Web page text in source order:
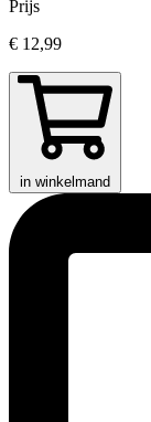
Prijs
€ 12,99
in winkelmand